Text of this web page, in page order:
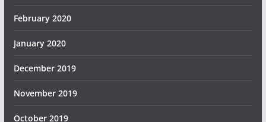
February 2020
January 2020
December 2019
November 2019
October 2019